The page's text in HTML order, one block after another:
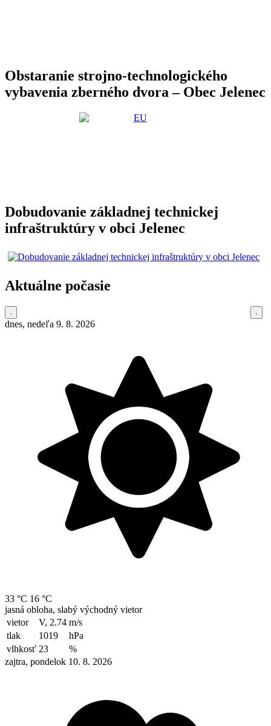
Obstaranie strojno-technologického
vybavenia zberného dvora – Obec Jelenec
Dobudovanie základnej technickej
infraštruktúry v obci Jelenec
Aktuálne počasie
dnes, nedeľa 9. 8. 2026
33 °C 16 °C
jasná obloha, slabý východný vietor
vietor
V, 2.74 m/s
tlak
1019
hPa
vlhkosť 23
%
zajtra, pondelok 10. 8. 2026